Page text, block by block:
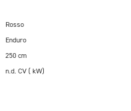
Rosso
Enduro
250 cm
n.d. CV ( kW)